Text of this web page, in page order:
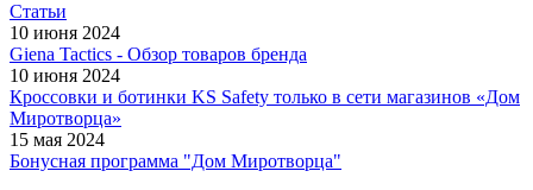
Статьи
10 июня 2024
Giena Tactics - Обзор товаров бренда
10 июня 2024
Кроссовки и ботинки KS Safety только в сети магазинов «Дом
Миротворца»
15 мая 2024
Бонусная программа "Дом Миротворца"